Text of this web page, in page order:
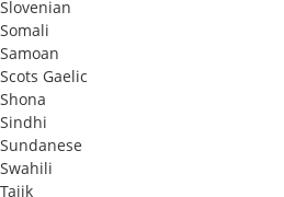
Slovenian
Somali
Samoan
Scots Gaelic
Shona
Sindhi
Sundanese
Swahili
Tajik